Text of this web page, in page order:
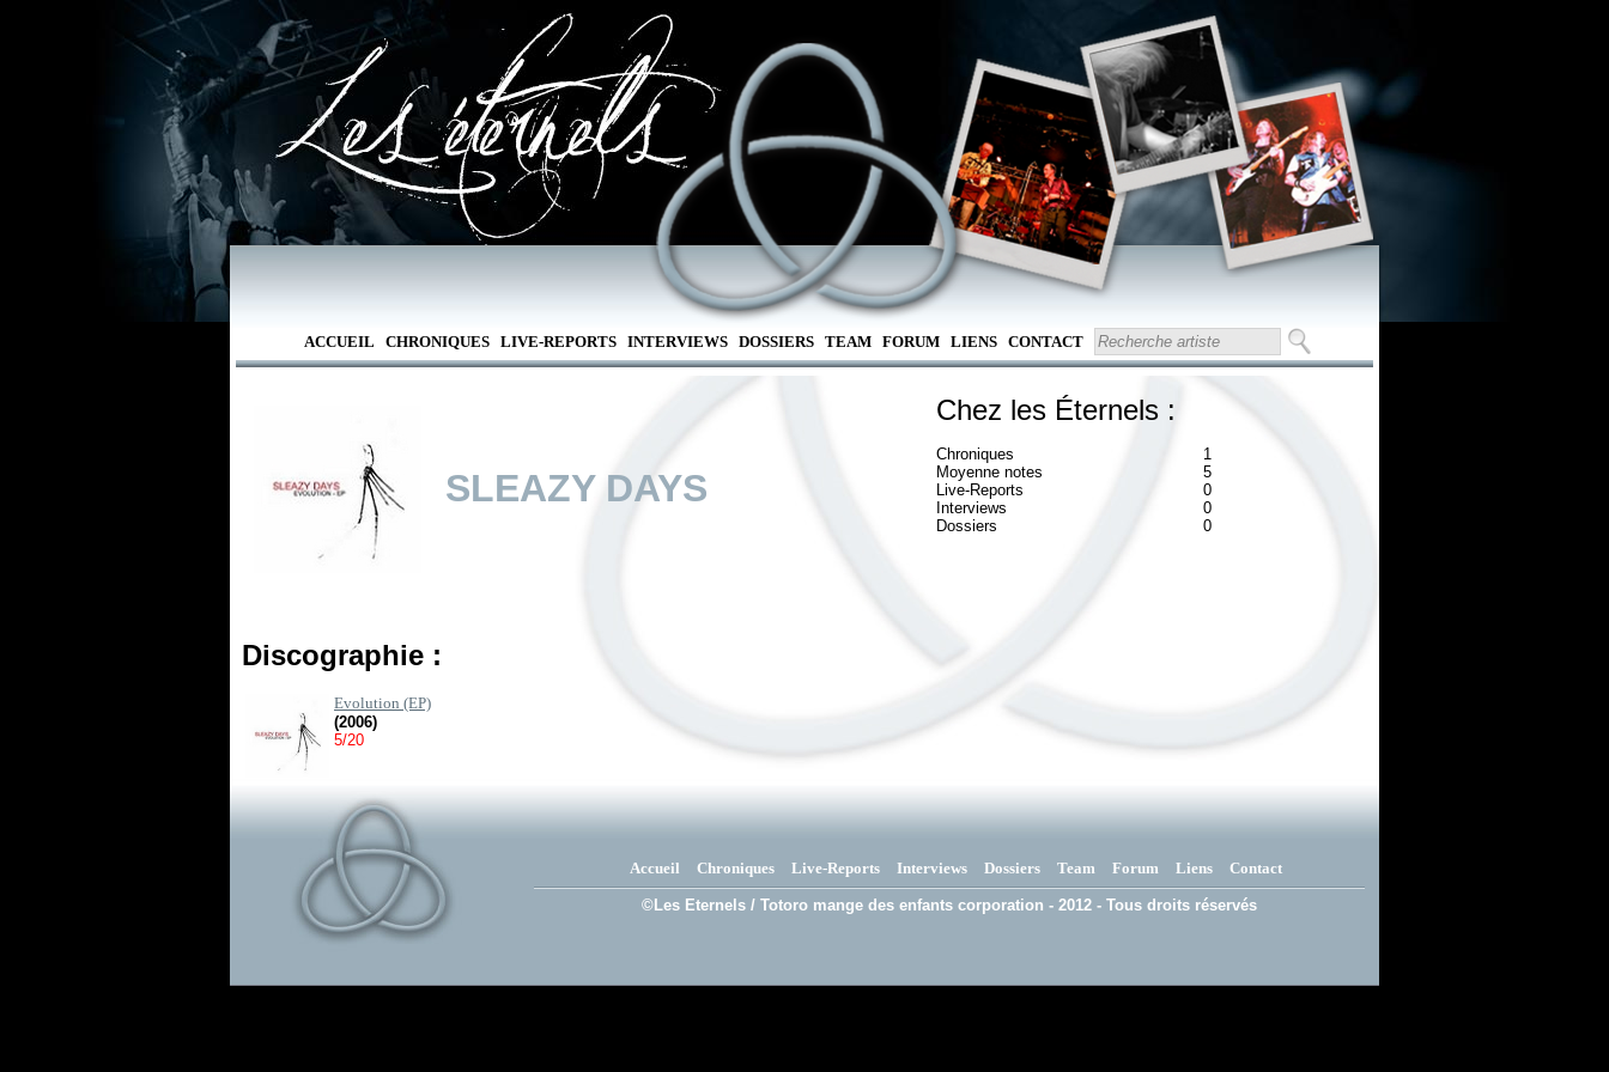
ACCUEIL CHRONIQUES LIVE-REPORTS INTERVIEWS DOSSIERS TEAM FORUM LIENS CONTACT
SLEAZY DAYS
Chez les Éternels :
Chroniques
1
Moyenne notes
5
Live-Reports
0
Interviews
0
Dossiers
0
Discographie :
Evolution (EP)
(2006)
5/20
Accueil Chroniques Live-Reports Interviews Dossiers Team Forum Liens Contact
©Les Eternels / Totoro mange des enfants corporation - 2012 - Tous droits réservés